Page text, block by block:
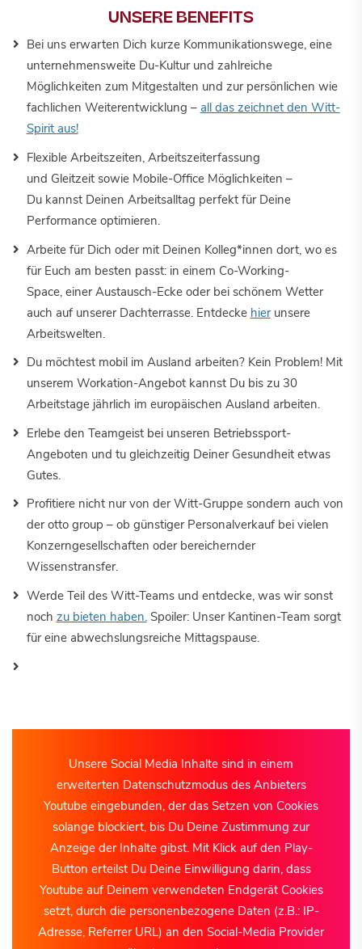
UNSERE BENEFITS
Bei uns erwarten Dich kurze Kommunikationswege, eine
unternehmensweite Du-Kultur und zahlreiche
Möglichkeiten zum Mitgestalten und zur persönlichen wie
fachlichen Weiterentwicklung – all das zeichnet den Witt-
Spirit aus!
Flexible Arbeitszeiten, Arbeitszeiterfassung
und Gleitzeit sowie Mobile-Office Möglichkeiten –
Du kannst Deinen Arbeitsalltag perfekt für Deine
Performance optimieren.
Arbeite für Dich oder mit Deinen Kolleg*innen dort, wo es
für Euch am besten passt: in einem Co-Working-
Space, einer Austausch-Ecke oder bei schönem Wetter
auch auf unserer Dachterrasse. Entdecke hierunsere
Arbeitswelten.
Du möchtest mobil im Ausland arbeiten? Kein Problem! Mit
unserem Workation-Angebot kannst Du bis zu 30
Arbeitstage jährlich im europäischen Ausland arbeiten.
Erlebe den Teamgeist bei unseren Betriebssport-
Angeboten und tu gleichzeitig Deiner Gesundheit etwas
Gutes.
Profitiere nicht nur von der Witt-Gruppe sondern auch von
der otto group – ob günstiger Personalverkauf bei vielen
Konzerngesellschaften oder bereichernder
Wissenstransfer.
Werde Teil des Witt-Teams und entdecke, was wir sonst
noch zu bieten haben.Spoiler: Unser Kantinen-Team sorgt
für eine abwechslungsreiche Mittagspause.
Unsere Social Media Inhalte sind in einem
erweiterten Datenschutzmodus des Anbieters
Youtube eingebunden, der das Setzen von Cookies
solange blockiert, bis Du Deine Zustimmung zur
Anzeige der Inhalte gibst. Mit Klick auf den Play-
Button erteilst Du Deine Einwilligung darin, dass
Youtube auf Deinem verwendeten Endgerät Cookies
setzt, durch die personenbezogene Daten (z.B.: IP-
Adresse, Referrer URL) an den Social-Media Provider